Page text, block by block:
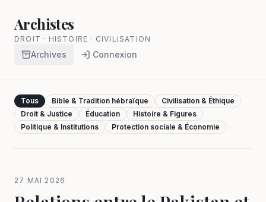
Archistes
DROIT · HISTOIRE · CIVILISATION
Archives Connexion
Tous Bible & Tradition hébraïque
Civilisation & Éthique
Droit & Justice
Éducation
Histoire & Figures
Politique & Institutions
Protection sociale & Économie
27 MAI 2026